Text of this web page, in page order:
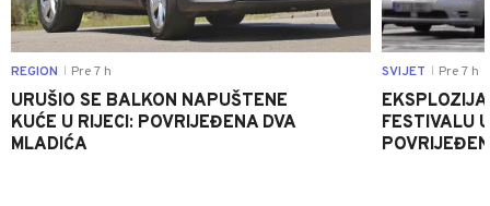
REGION Pre 7 h
URUŠIO SE BALKON NAPUŠTENE
KUĆE U RIJECI: POVRIJEĐENA DVA
MLADIĆA
SVIJET Pre 7 h
FESTIVALU